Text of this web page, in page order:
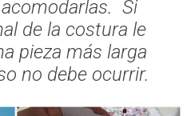
Si
de la costura le
pieza más larga
no debe ocurrir.